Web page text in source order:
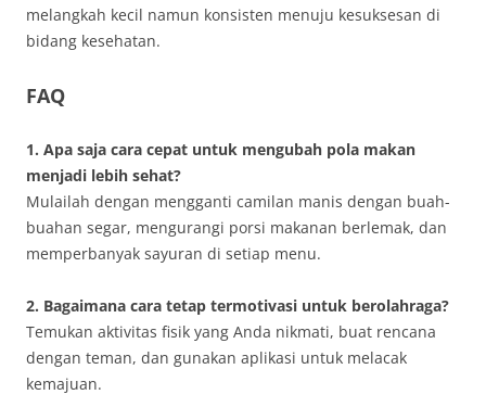
melangkah kecil namun konsisten menuju kesuksesan di
bidang kesehatan.
FAQ
1. Apa saja cara cepat untuk mengubah pola makan
menjadi lebih sehat?
Mulailah dengan mengganti camilan manis dengan buah-
buahan segar, mengurangi porsi makanan berlemak, dan
memperbanyak sayuran di setiap menu.
2. Bagaimana cara tetap termotivasi untuk berolahraga?
Temukan aktivitas fisik yang Anda nikmati, buat rencana
dengan teman, dan gunakan aplikasi untuk melacak
kemajuan.